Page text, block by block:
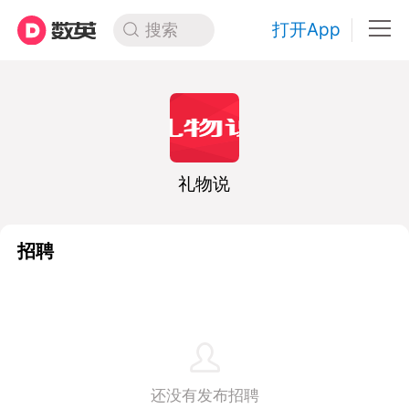
搜索 打开App
礼物说
招聘
还没有发布招聘